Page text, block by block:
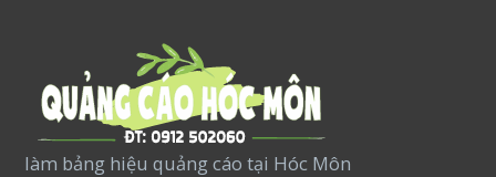
làm bảng hiệu quảng cáo tại Hóc Môn